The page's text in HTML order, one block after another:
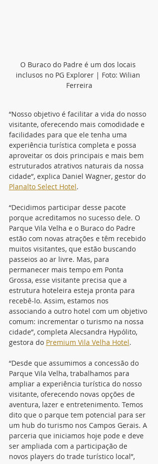
O Buraco do Padre é um dos locais
inclusos no PG Explorer | Foto: Wilian
Ferreira
“Nosso objetivo é facilitar a vida do nosso
visitante, oferecendo mais comodidade e
facilidades para que ele tenha uma
experiência turística completa e possa
aproveitar os dois principais e mais bem
estruturados atrativos naturais da nossa
cidade”, explica Daniel Wagner, gestor do
Planalto Select Hotel.
“Decidimos participar desse pacote
porque acreditamos no sucesso dele. O
Parque Vila Velha e o Buraco do Padre
estão com novas atrações e têm recebido
muitos visitantes, que estão buscando
passeios ao ar livre. Mas, para
permanecer mais tempo em Ponta
Grossa, esse visitante precisa que a
estrutura hoteleira esteja pronta para
recebê-lo. Assim, estamos nos
associando a outro hotel com um objetivo
comum: incrementar o turismo na nossa
cidade”, completa Alecsandra Hypólito,
gestora do Premium Vila Velha Hotel.
“Desde que assumimos a concessão do
Parque Vila Velha, trabalhamos para
ampliar a experiência turística do nosso
visitante, oferecendo novas opções de
aventura, lazer e entretenimento. Temos
dito que o parque tem potencial para ser
um hub do turismo nos Campos Gerais. A
parceria que iniciamos hoje pode e deve
ser ampliada com a participação de
novos players do trade turístico local”,